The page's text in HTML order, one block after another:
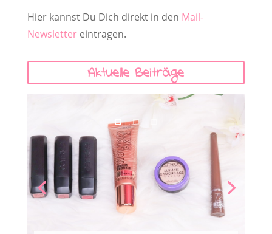
Hier kannst Du Dich direkt in den Mail-
Newslettereintragen.
Aktuelle Beiträge